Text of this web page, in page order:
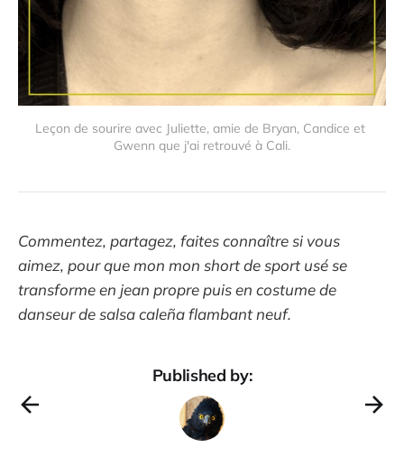
Leçon de sourire avec Juliette, amie de Bryan, Candice et
Gwenn que j'ai retrouvé à Cali.
Commentez, partagez, faites connaître si vous
aimez, pour que mon mon short de sport usé se
transforme en jean propre puis en costume de
danseur de salsa caleña flambant neuf.
Published by: